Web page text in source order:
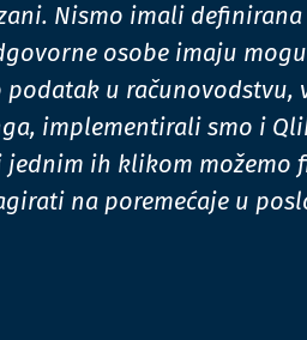
Nismo imali
osobe imaju
u računovodstvu,
implementirali smo i
ih klikom
na poremećaje u